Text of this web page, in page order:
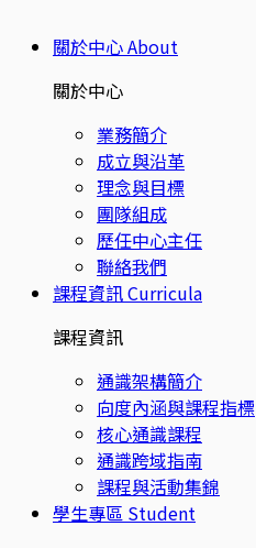
關於中心About
關於中心
業務簡介
成立與沿革
理念與目標
團隊組成
歷任中心主任
聯絡我們
課程資訊Curricula
課程資訊
通識架構簡介
向度內涵與課程指標
核心通識課程
通識跨域指南
課程與活動集錦
學生專區 Student